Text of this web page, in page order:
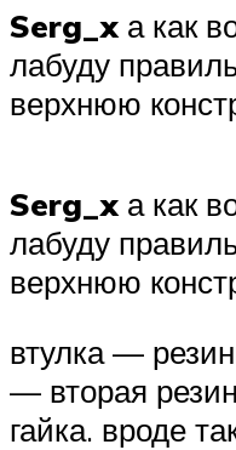
Serg_x а как
лабуду
верхнюю
Serg_x а как
лабуду
верхнюю
втулка —
— вторая
гайка. вроде